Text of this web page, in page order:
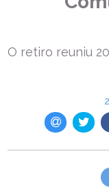
O retiro reuniu